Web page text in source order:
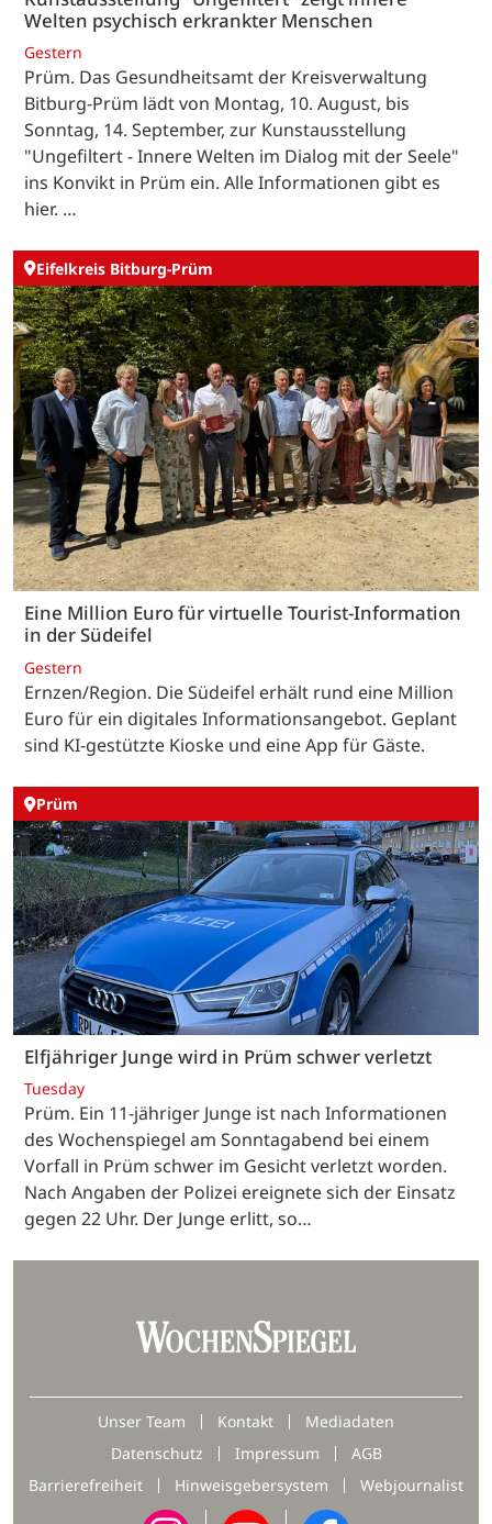
Welten psychisch erkrankter Menschen
Gestern
Prüm. Das Gesundheitsamt der Kreisverwaltung
Bitburg-Prüm lädt von Montag, 10. August, bis
Sonntag, 14. September, zur Kunstausstellung
"Ungefiltert - Innere Welten im Dialog mit der Seele"
ins Konvikt in Prüm ein. Alle Informationen gibt es
hier. …
Eifelkreis Bitburg-Prüm
Eine Million Euro für virtuelle Tourist-Information
in der Südeifel
Gestern
Ernzen/Region. Die Südeifel erhält rund eine Million
Euro für ein digitales Informationsangebot. Geplant
sind KI-gestützte Kioske und eine App für Gäste.
Prüm
Elfjähriger Junge wird in Prüm schwer verletzt
Tuesday
Prüm. Ein 11-jähriger Junge ist nach Informationen
des Wochenspiegel am Sonntagabend bei einem
Vorfall in Prüm schwer im Gesicht verletzt worden.
Nach Angaben der Polizei ereignete sich der Einsatz
gegen 22 Uhr. Der Junge erlitt, so…
Unser Team Kontakt
Mediadaten
Datenschutz
Impressum
AGB
Barrierefreiheit
Hinweisgebersystem Webjournalist